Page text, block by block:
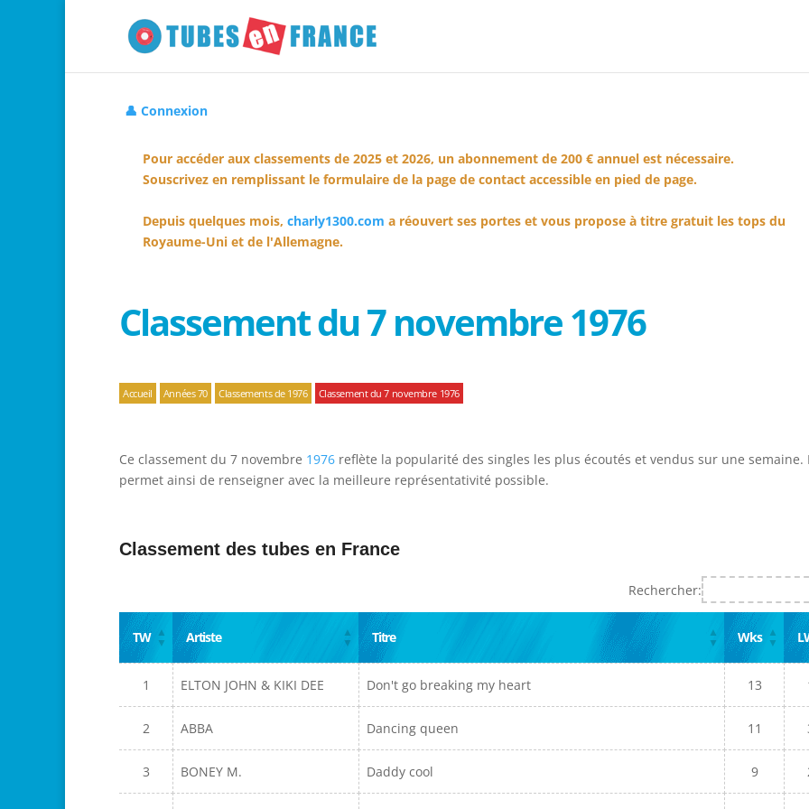
👤 Connexion
Pour accéder aux classements de 2025 et 2026, un abonnement de 200 € annuel est nécessaire.
Souscrivez en remplissant le formulaire de la page de contact accessible en pied de page.
Depuis quelques mois, charly1300.com a réouvert ses portes et vous propose à titre gratuit les tops du
Royaume-Uni et de l'Allemagne.
Classement du 7 novembre 1976
Accueil Années 70 Classements de 1976 Classement du 7 novembre 1976
Ce classement du 7 novembre 1976 reflète la popularité des singles les plus écoutés et vendus sur une semaine.
permet ainsi de renseigner avec la meilleure représentativité possible.
Classement des tubes en France
Rechercher:
TW Artiste Titre Wks
1 ELTON JOHN & KIKI DEE Don't go breaking my heart 13
2 ABBA Dancing queen 11
3 BONEY M. Daddy cool 9